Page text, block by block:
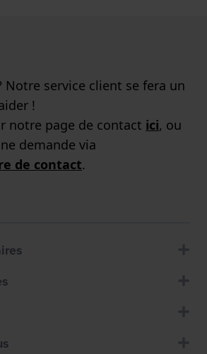
Notre service client se fera un
!
notre page de contact ici, ou
demande via
de contact.